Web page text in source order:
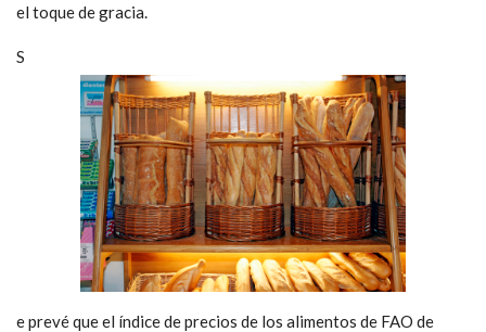
el toque de gracia.
S
e prevé que el índice de precios de los alimentos de FAO de